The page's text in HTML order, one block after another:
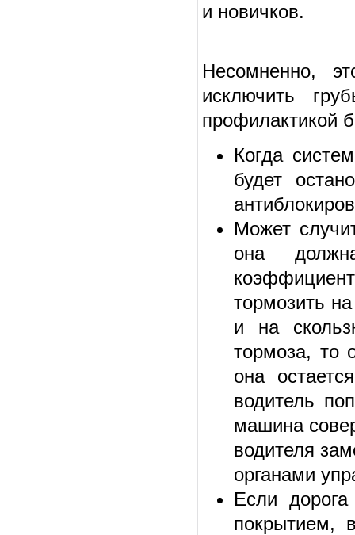
и новичков.
Несомненно,
исключить
профилактикой
Когда
будет
Может
она
тормозить
и на
тормоза, то
она
водитель
машина
водителя
органами
Если
покрытием,